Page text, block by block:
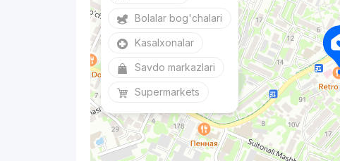
Bolalar bog'chalari
Kasalxonalar
Savdo markazlari
Supermarkets